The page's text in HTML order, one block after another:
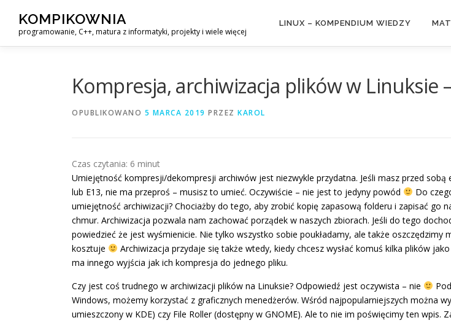
treści
KOMPIKOWNIA
programowanie, C++, matura z informatyki, projekty i wiele więcej
LINUX – KOMPENDIUM WIEDZY
Kompresja, archiwizacja plików w Linuksie
OPUBLIKOWANO 5 MARCA 2019 PRZEZ KAROL
Czas czytania: 6 minut
Umiejętność kompresji/dekompresji archiwów jest niezwykle przydatna. Jeśli masz przed sobą
lub E13, nie ma przeproś – musisz to umieć. Oczywiście – nie jest to jedyny powód
Do
umiejętność archiwizacji? Chociażby do tego, aby zrobić kopię zapasową folderu i zapisać go
chmur. Archiwizacja pozwala nam zachować porządek w naszych zbiorach. Jeśli do tego
powiedzieć że jest wyśmienicie. Nie tylko wszystko sobie poukładamy, ale także oszczędzimy
kosztuje
Archiwizacja przydaje się także wtedy, kiedy chcesz wysłać komuś kilka plików
ma innego wyjścia jak ich kompresja do jednego pliku.
Czy jest coś trudnego w archiwizacji plików na Linuksie? Odpowiedź jest oczywista – nie
Windows, możemy korzystać z graficznych menedżerów. Wśród najpopularniejszych można
umieszczony w KDE) czy File Roller (dostępny w GNOME). Ale to nie im poświęcimy ten wpis.